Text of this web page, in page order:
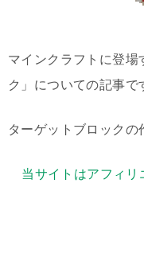
マインクラフトに登場
ク」についての記事で
ターゲットブロックの
当サイトはアフィリ